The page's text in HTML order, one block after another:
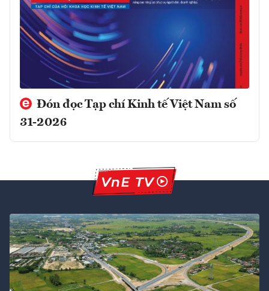
Đón đọc Tạp chí Kinh tế Việt Nam số
31-2026